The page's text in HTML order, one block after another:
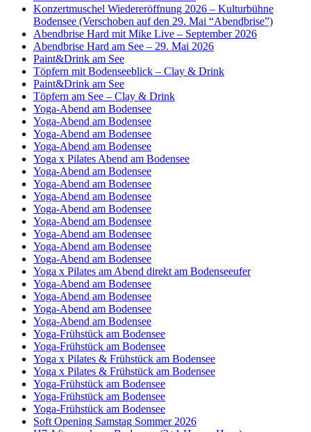
Konzertmuschel Wiedereröffnung 2026 – Kulturbühne
Bodensee (Verschoben auf den 29. Mai “Abendbrise”)
Abendbrise Hard mit Mike Live – September 2026
Abendbrise Hard am See – 29. Mai 2026
Paint&Drink am See
Töpfern mit Bodenseeblick – Clay & Drink
Paint&Drink am See
Töpfern am See – Clay & Drink
Yoga-Abend am Bodensee
Yoga-Abend am Bodensee
Yoga-Abend am Bodensee
Yoga-Abend am Bodensee
Yoga x Pilates Abend am Bodensee
Yoga-Abend am Bodensee
Yoga-Abend am Bodensee
Yoga-Abend am Bodensee
Yoga-Abend am Bodensee
Yoga-Abend am Bodensee
Yoga-Abend am Bodensee
Yoga-Abend am Bodensee
Yoga-Abend am Bodensee
Yoga x Pilates am Abend direkt am Bodenseeufer
Yoga-Abend am Bodensee
Yoga-Abend am Bodensee
Yoga-Abend am Bodensee
Yoga-Abend am Bodensee
Yoga-Frühstück am Bodensee
Yoga-Frühstück am Bodensee
Yoga x Pilates & Frühstück am Bodensee
Yoga x Pilates & Frühstück am Bodensee
Yoga-Frühstück am Bodensee
Yoga-Frühstück am Bodensee
Yoga-Frühstück am Bodensee
Soft Opening Samstag Sommer 2026